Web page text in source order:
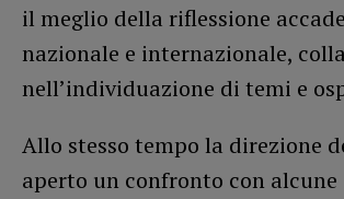
il meglio della riflessione
nazionale e internazionale,
nell’individuazione di temi e
Allo stesso tempo la direzione
aperto un confronto con alcune